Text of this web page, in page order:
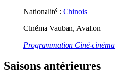
Nationalité : Chinois
Cinéma Vauban, Avallon
Programmation Ciné-cinéma
Saisons antérieures